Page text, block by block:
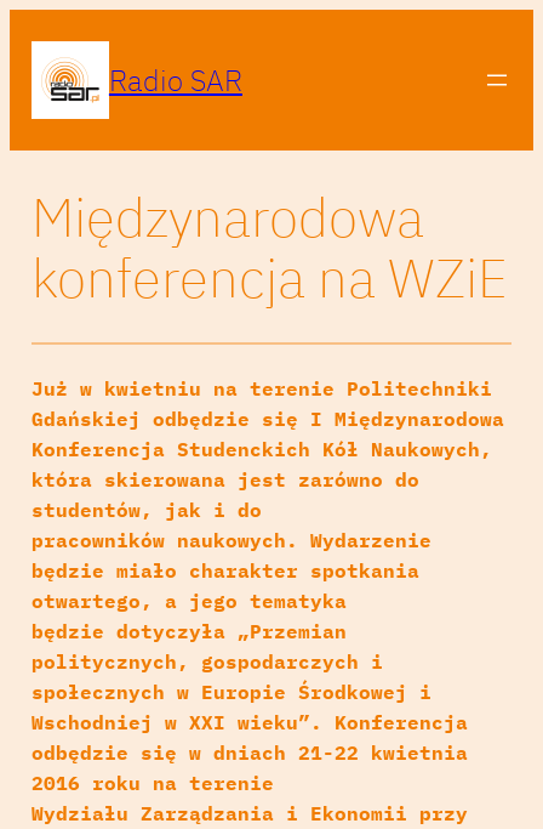
Radio SAR
Międzynarodowa
konferencja na WZiE
Już w kwietniu na terenie Politechniki
Gdańskiej odbędzie się I Międzynarodowa
Konferencja Studenckich Kół Naukowych,
która skierowana jest zarówno do
studentów, jak i do
pracowników naukowych. Wydarzenie
będzie miało charakter spotkania
otwartego, a jego tematyka
będzie dotyczyła „Przemian
politycznych, gospodarczych i
społecznych w Europie Środkowej i
Wschodniej w XXI wieku”. Konferencja
odbędzie się w dniach 21-22 kwietnia
2016 roku na terenie
Wydziału Zarządzania i Ekonomii przy